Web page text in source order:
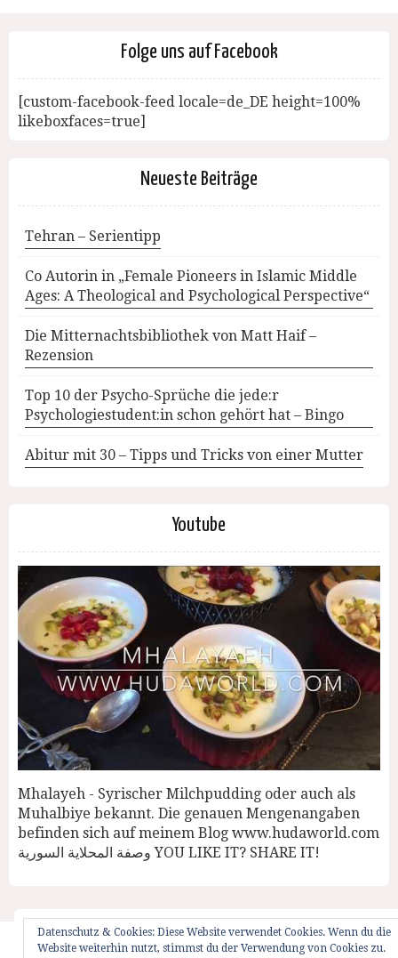
Folge uns auf Facebook
[custom-facebook-feed locale=de_DE height=100%
likeboxfaces=true]
Neueste Beiträge
Tehran – Serientipp
Co Autorin in „Female Pioneers in Islamic Middle
Ages: A Theological and Psychological Perspective“
Die Mitternachtsbibliothek von Matt Haif –
Rezension
Top 10 der Psycho-Sprüche die jede:r
Psychologiestudent:in schon gehört hat – Bingo
Abitur mit 30 – Tipps und Tricks von einer Mutter
Youtube
Mhalayeh - Syrischer Milchpudding oder auch als
Muhalbiye bekannt. Die genauen Mengenangaben
befinden sich auf meinem Blog www.hudaworld.com
وصفة المحلاية السورية YOU LIKE IT? SHARE IT!
Datenschutz & Cookies: Diese Website verwendet Cookies. Wenn du die
Website weiterhin nutzt, stimmst du der Verwendung von Cookies zu.
Startseite Impressum Weglot Switcher